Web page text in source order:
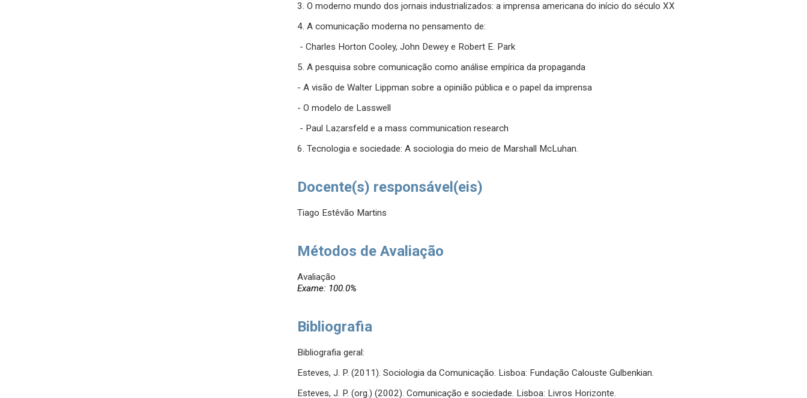
3. O moderno mundo dos jornais industrializados: a imprensa americana do início do século XX
4. A comunicação moderna no pensamento de:
- Charles Horton Cooley, John Dewey e Robert E. Park
5. A pesquisa sobre comunicação como análise empírica da propaganda
- A visão de Walter Lippman sobre a opinião pública e o papel da imprensa
- O modelo de Lasswell
- Paul Lazarsfeld e a mass communication research
6. Tecnologia e sociedade: A sociologia do meio de Marshall McLuhan.
Docente(s) responsável(eis)
Tiago Estêvão Martins
Métodos de Avaliação
Avaliação
Exame: 100.0%
Bibliografia
Bibliografia geral:
Esteves, J. P. (2011). Sociologia da Comunicação. Lisboa: Fundação Calouste Gulbenkian.
Esteves, J. P. (org.) (2002). Comunicação e sociedade. Lisboa: Livros Horizonte.